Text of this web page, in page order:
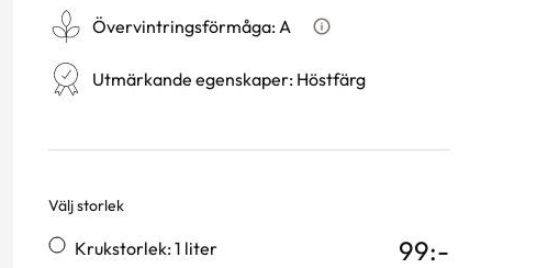
Övervintringsförmåga:A
Vad betyder
Utmärkande egenskaper: Höstfärg
Välj storlek
Varianter
Krukstorlek: 1 liter 99:-